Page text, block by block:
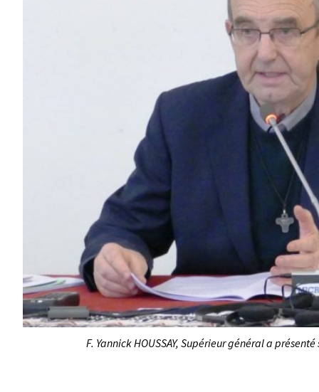
F. Yannick HOUSSAY, Supérieur général a